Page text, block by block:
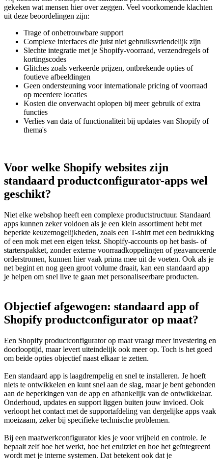
gekeken wat mensen hier over zeggen. Veel voorkomende klachten
uit deze beoordelingen zijn:
Trage of onbetrouwbare support
Complexe interfaces die juist niet gebruiksvriendelijk zijn
Slechte integratie met je Shopify-voorraad, verzendregels of
kortingscodes
Glitches zoals verkeerde prijzen, ontbrekende opties of
foutieve afbeeldingen
Geen ondersteuning voor internationale pricing of voorraad
op meerdere locaties
Kosten die onverwacht oplopen bij meer gebruik of extra
functies
Verlies van data of functionaliteit bij updates van Shopify of
thema's
Voor welke Shopify websites zijn
standaard productconfigurator-apps wel
geschikt?
Niet elke webshop heeft een complexe productstructuur. Standaard
apps kunnen zeker voldoen als je een klein assortiment hebt met
beperkte keuzemogelijkheden, zoals een T-shirt met een bedrukking
of een mok met een eigen tekst. Shopify-accounts op het basis- of
starterspakket, zonder externe voorraadkoppelingen of geavanceerde
orderstromen, kunnen hier vaak prima mee uit de voeten. Ook als je
net begint en nog geen groot volume draait, kan een standaard app
je helpen om snel live te gaan met personaliseerbare producten.
Objectief afgewogen: standaard app of
Shopify productconfigurator op maat?
Een Shopify productconfigurator op maat vraagt meer investering en
doorlooptijd, maar levert uiteindelijk ook meer op. Toch is het goed
om beide opties objectief naast elkaar te zetten.
Een standaard app is laagdrempelig en snel te installeren. Je hoeft
niets te ontwikkelen en kunt snel aan de slag, maar je bent gebonden
aan de beperkingen van de app en afhankelijk van de ontwikkelaar.
Onderhoud, updates en support liggen buiten jouw invloed. Ook
verloopt het contact met de supportafdeling van dergelijke apps vaak
moeizaam, zeker bij specifieke technische problemen.
Bij een maatwerkconfigurator kies je voor vrijheid en controle. Je
bepaalt zelf hoe het werkt, hoe het eruitziet en hoe het geïntegreerd
wordt met je interne systemen. Dat betekent ook dat je